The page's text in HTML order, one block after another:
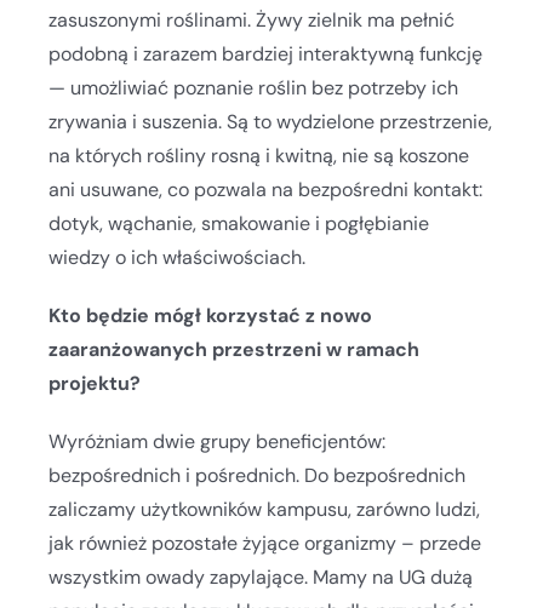
zasuszonymi roślinami. Żywy zielnik ma pełnić
podobną i zarazem bardziej interaktywną funkcję
— umożliwiać poznanie roślin bez potrzeby ich
zrywania i suszenia. Są to wydzielone przestrzenie,
na których rośliny rosną i kwitną, nie są koszone
ani usuwane, co pozwala na bezpośredni kontakt:
dotyk, wąchanie, smakowanie i pogłębianie
wiedzy o ich właściwościach.
Kto będzie mógł korzystać z nowo
zaaranżowanych przestrzeni w ramach
projektu?
Wyróżniam dwie grupy beneficjentów:
bezpośrednich i pośrednich. Do bezpośrednich
zaliczamy użytkowników kampusu, zarówno ludzi,
jak również pozostałe żyjące organizmy – przede
wszystkim owady zapylające. Mamy na UG dużą